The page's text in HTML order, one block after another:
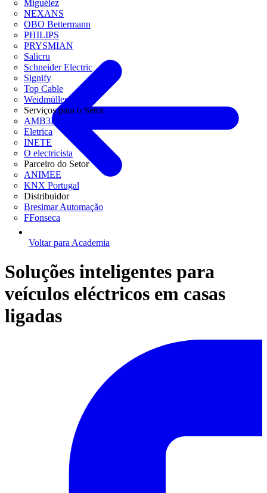
Miguélez
NEXANS
OBO Bettermann
PHILIPS
PRYSMIAN
Salicru
Schneider Electric
Signify
Top Cable
Weidmüller
Serviços para o Setor
AMB3E
Eletrica
INETE
O electricista
Parceiro do Setor
ANIMEE
KNX Portugal
Distribuidor
Bresimar Automação
FFonseca
Voltar para Academia
Soluções inteligentes para
veículos eléctricos em casas
ligadas